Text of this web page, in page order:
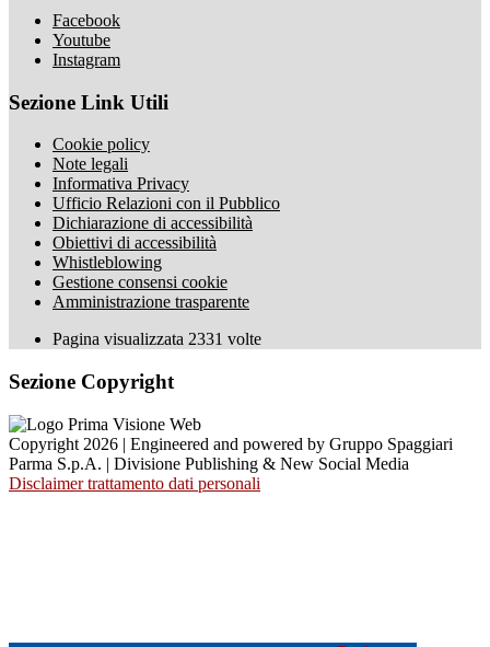
Facebook
Youtube
Instagram
Sezione Link Utili
Cookie policy
Note legali
Informativa Privacy
Ufficio Relazioni con il Pubblico
Dichiarazione di accessibilità
Obiettivi di accessibilità
Whistleblowing
Gestione consensi cookie
Amministrazione trasparente
Pagina visualizzata 2331 volte
Sezione Copyright
Copyright 2026 | Engineered and powered by Gruppo Spaggiari
Parma S.p.A. | Divisione Publishing & New Social Media
Disclaimer trattamento dati personali